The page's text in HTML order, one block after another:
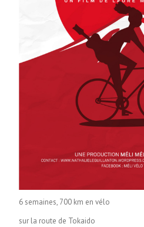
6 semaines, 700 km en vélo
sur la route de Tokaido